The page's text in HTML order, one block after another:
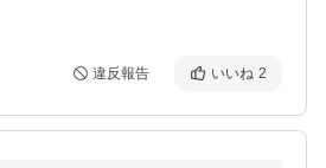
違反報告 いいね 2